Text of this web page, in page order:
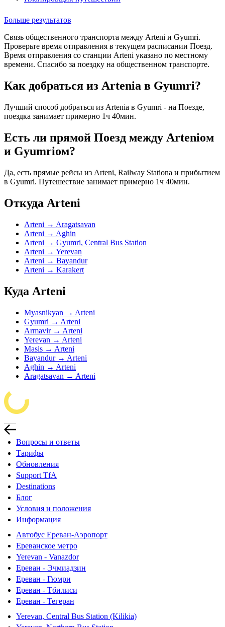
Больше результатов
Связь общественного транспорта между Arteni и Gyumri.
Проверьте время отправления в текущем расписании Поезд.
Время отправления со станции Arteni указано по местному
времени. Спасибо за поездку на общественном транспорте.
Как добраться из Arteniа в Gyumri?
Лучший способ добраться из Arteniа в Gyumri - на Поезде,
поездка занимает примерно 1ч 40мин.
Есть ли прямой Поезд между Arteniом
и Gyumriом?
Да, есть прямые рейсы из Arteni, Railway Stationа и прибытием
в Gyumri. Путешествие занимает примерно 1ч 40мин.
Откуда Arteni
Arteni → Aragatsavan
Arteni → Aghin
Arteni → Gyumri, Central Bus Station
Arteni → Yerevan
Arteni → Bayandur
Arteni → Karakert
Куда Arteni
Myasnikyan → Arteni
Gyumri → Arteni
Armavir → Arteni
Yerevan → Arteni
Masis → Arteni
Bayandur → Arteni
Aghin → Arteni
Aragatsavan → Arteni
Вопросы и ответы
Тарифы
Обновления
Support TfA
Destinations
Блог
Условия и положения
Информация
Автобус Ереван-Аэропорт
Ереванское метро
Yerevan - Vanazdor
Ереван - Эчмиадзин
Ереван - Гюмри
Ереван - Тбилиси
Ереван - Тегеран
Yerevan, Central Bus Station (Kilikia)